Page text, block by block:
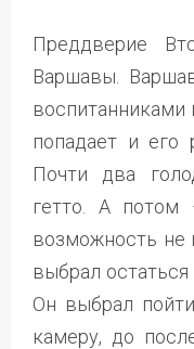
Преддверие
Варшавы.
попадает и его
Почти два
гетто. А потом
возможность не
выбрал
Он выбрал
камеру, до